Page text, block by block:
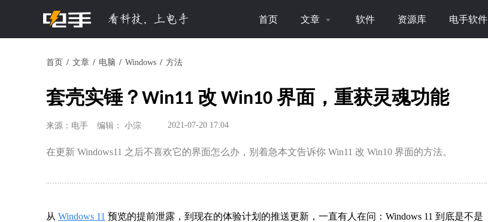
首页 文章 软件 资源库 电手软件
首页 文章 电脑 Windows 方法
套壳实锤？Win11 改 Win10 界面，重获灵魂功能
来源：电手 编辑： 小淙 2021-07-20 17:04
在更新 Windows11 之后不喜欢它的界面怎么办，别着急本文告诉你 Win11 改 Win10 界面的方法。
从 Windows 11 预览的提前泄露，到现在的体验计划的推送更新，一直有人在问：Windows 11 到底是不是